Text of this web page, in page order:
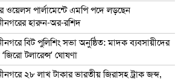
ওয়েলস পার্লামেন্টে এমপি পদে লড়ছেন
হারুন-অর-রশিদ
বিট পুলিশিং সভা অনুষ্ঠিত: মাদক ব্যবসায়ীদের
‘জিরো টলারেন্স’ ঘোষণা
২৮ লাখ টাকার ভারতীয় জিরাসহ ট্রাক জব্দ,